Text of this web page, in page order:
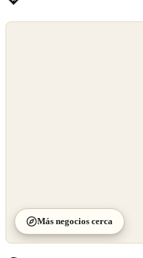
Más negocios cerca